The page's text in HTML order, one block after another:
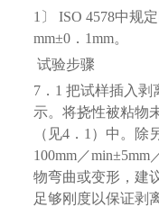
1〕 ISO 4578中规
mm±0．1mm。
试验步骤
7．1 把试样插入剥
示。将挠性被粘物
（见4．1）中。
100mm／
物弯曲或变形，建
足够刚度以保证剥